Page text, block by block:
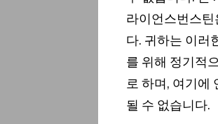
라이언스번스틴
다. 귀하는 이러
를 위해 정기적
로 하며, 여기에
될 수 없습니다.